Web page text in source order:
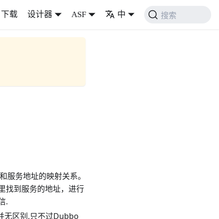
下载 设计器 ASF 中 搜索
服务地址的映射关系。
找到服务的地址，进行
.
无区别,只不过Dubbo